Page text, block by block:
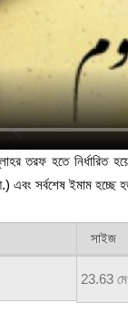
তরফ হতে নির্ধারিত
এবং সর্বশেষ ইমাম হচ্ছে
সাইজ
23.63